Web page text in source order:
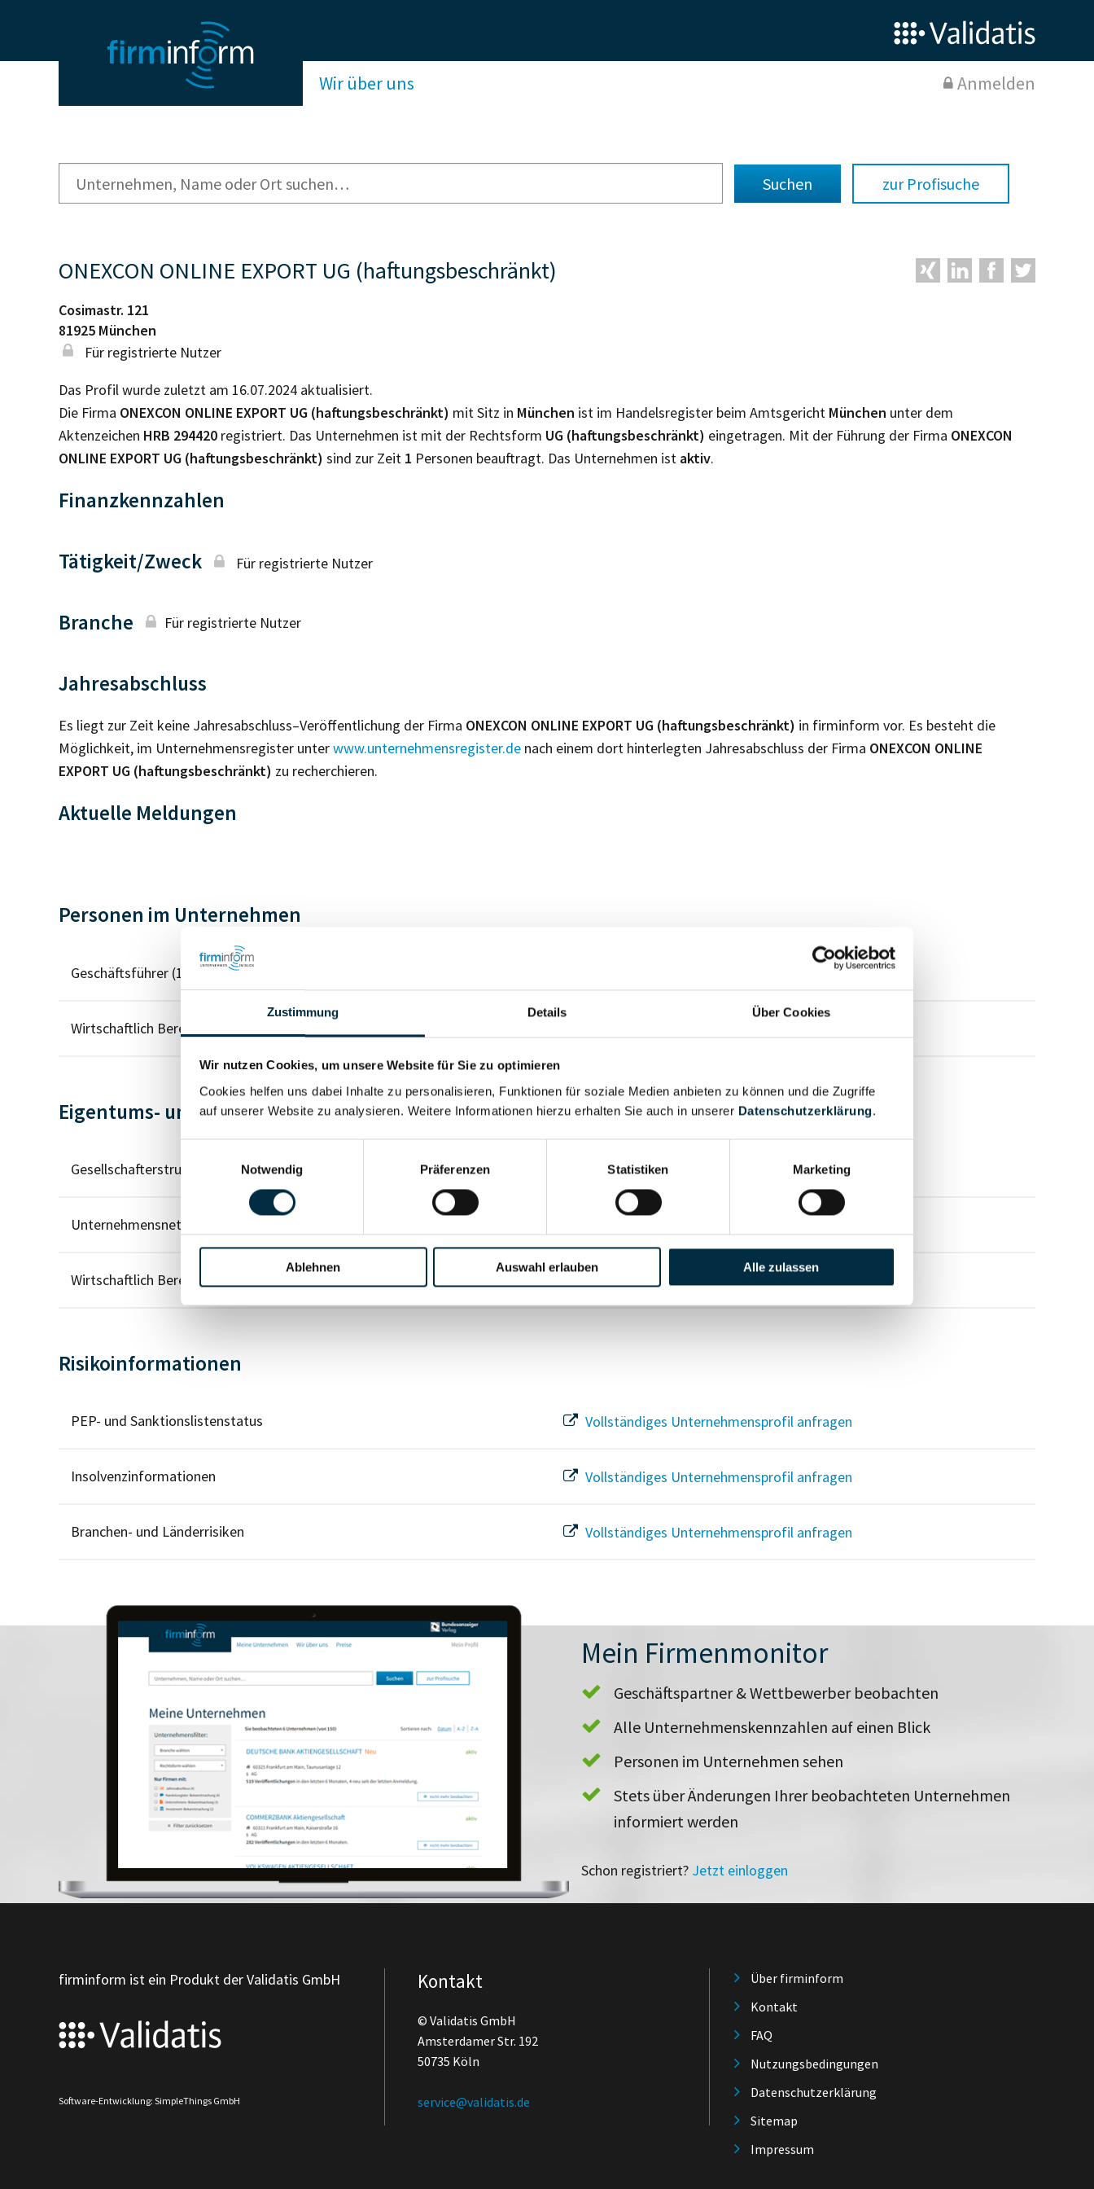
Zustimmung Details Über Cookies
Wir nutzen Cookies, um unsere Website für Sie zu optimieren
Cookies helfen uns dabei Inhalte zu personalisieren, Funktionen für soziale Medien anbieten zu können und die Zugriffe
auf unserer Website zu analysieren. Weitere Informationen hierzu erhalten Sie auch in unserer Datenschutzerklärung.
Notwendig
Präferenzen Statistiken Marketing
Ablehnen Auswahl erlauben Alle zulassen
Wir über uns Anmelden
zur Profisuche
ONEXCON ONLINE EXPORT UG (haftungsbeschränkt)
Cosimastr. 121
81925 München
Für registrierte Nutzer
Das Profil wurde zuletzt am 16.07.2024 aktualisiert.
Die Firma ONEXCON ONLINE EXPORT UG (haftungsbeschränkt) mit Sitz in München ist im Handelsregister beim Amtsgericht München unter dem
Aktenzeichen HRB 294420 registriert. Das Unternehmen ist mit der Rechtsform UG (haftungsbeschränkt) eingetragen. Mit der Führung der Firma ONEXCON
ONLINE EXPORT UG (haftungsbeschränkt) sind zur Zeit 1 Personen beauftragt. Das Unternehmen ist aktiv.
Finanzkennzahlen
Tätigkeit/Zweck Für registrierte Nutzer
Branche Für registrierte Nutzer
Jahresabschluss
Es liegt zur Zeit keine Jahresabschluss–Veröffentlichung der Firma ONEXCON ONLINE EXPORT UG (haftungsbeschränkt) in firminform vor. Es besteht die
Möglichkeit, im Unternehmensregister unterwww.unternehmensregister.de nach einem dort hinterlegten Jahresabschluss der Firma ONEXCON ONLINE
EXPORT UG (haftungsbeschränkt) zu recherchieren.
Aktuelle Meldungen
Personen im Unternehmen
Geschäftsführer (1)
Wirtschaftlich Berechtigter
Eigentums- und Kontrollstruktur
Gesellschafterstruktur Vollständiges Unternehmensprofil anfragen
Unternehmensnetzwerk
Wirtschaftlich Berechtigten Pfad Vollständiges Unternehmensprofil anfragen
Risikoinformationen
PEP- und Sanktionslistenstatus Vollständiges Unternehmensprofil anfragen
Insolvenzinformationen Vollständiges Unternehmensprofil anfragen
Branchen- und Länderrisiken Vollständiges Unternehmensprofil anfragen
Mein Firmenmonitor
Geschäftspartner & Wettbewerber beobachten
Alle Unternehmenskennzahlen auf einen Blick
Personen im Unternehmen sehen
Stets über Änderungen Ihrer beobachteten Unternehmen
informiert werden
Schon registriert? Jetzt einloggen
firminform ist ein Produkt der Validatis GmbH
Software-Entwicklung: SimpleThings GmbH
Kontakt
© Validatis GmbH
Amsterdamer Str. 192
50735 Köln
service@validatis.de
Über firminform
Kontakt
FAQ
Nutzungsbedingungen
Datenschutzerklärung
Sitemap
Impressum